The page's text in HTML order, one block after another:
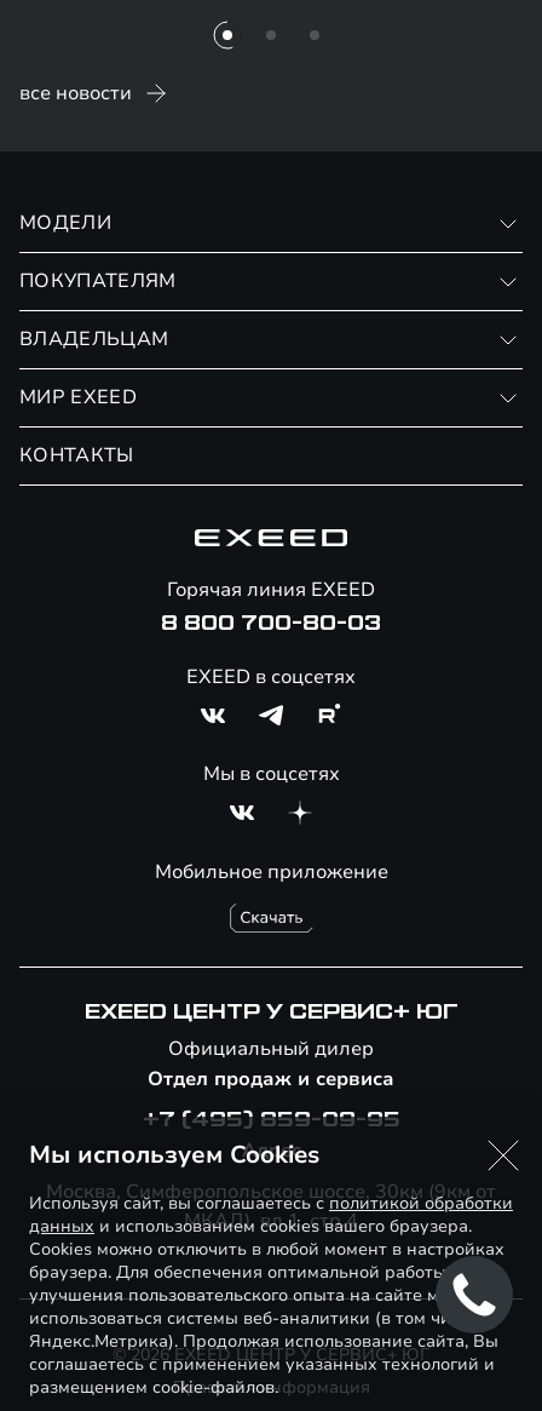
все новости
МОДЕЛИ
ПОКУПАТЕЛЯМ
Страхование
ВЛАДЕЛЬЦАМ
Сервис
Помощь на дорогах
МИР EXEED
КОНТАКТЫ
Мобильное приложение
Горячая линия EXEED
8 800 700-80-03
EXEED в соцсетях
Мы в соцсетях
EXEED ЦЕНТР У СЕРВИС+ ЮГ
Официальный дилер
Отдел продаж и сервиса
+7 (495) 859-09-95
Адрес
Москва, Симферопольское шоссе, 30км (9км от
МКАД), вл.1, стр.4
© 2026 EXEED ЦЕНТР У СЕРВИС+ ЮГ
Правовая информация
Мы используем Cookies
Используя сайт, вы соглашаетесь сполитикой обработки
данных и использованием cookies вашего браузера.
Cookies можно отключить в любой момент в настройках
браузера. Для обеспечения оптимальной работы и
улучшения пользовательского опыта на сайте могут
использоваться системы веб-аналитики (в том числе
Яндекс.Метрика). Продолжая использование сайта, Вы
соглашаетесь с применением указанных технологий и
размещением cookie-файлов.